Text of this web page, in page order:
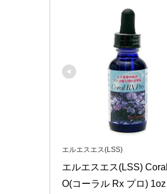
エルエスエス(LSS)
エルエスエス(LSS)
O(コーラル Rx プロ) 1oz